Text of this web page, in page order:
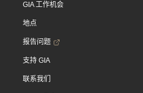
GIA 工作机会
地点
报告问题
支持 GIA
联系我们